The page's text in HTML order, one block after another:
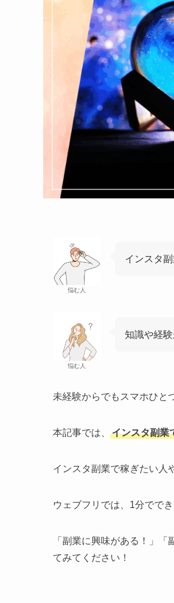
悩む人
インスタ
悩む人
知識や経
未経験からでもスマホひと
本記事では、 インスタ副業
インスタ副業で稼ぎたい人
ウェブフリでは、1分でで
「副業に興味がある！」
てみてください！